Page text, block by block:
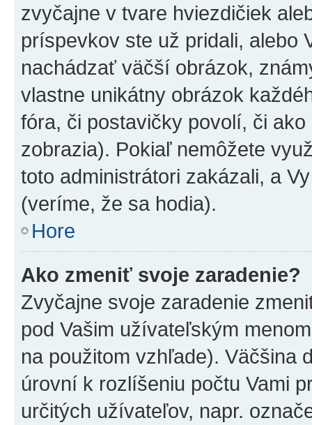
zvyčajne v tvare hviezdičiek
príspevkov ste už pridali, alebo
nachádzať väčší obrázok,
vlastne unikátny obrázok
fóra, či postavičky povolí, či
zobrazia). Pokiaľ nemôžete
toto administrátori zakázali, a
(veríme, že sa hodia).
Hore
Ako zmeniť svoje zaradenie?
Zvyčajne svoje zaradenie
pod Vašim užívateľským
na použitom vzhľade). Väčšina
úrovní k rozlíšeniu počtu Vami
určitých užívateľov, napr.